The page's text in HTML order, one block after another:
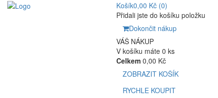
Košík0,00 Kč (0)
Přidali jste do košíku položku
Dokončit nákup
VÁŠ NÁKUP
V košíku máte 0 ks
Celkem 0,00 Kč
ZOBRAZIT KOŠÍK
RYCHLE KOUPIT